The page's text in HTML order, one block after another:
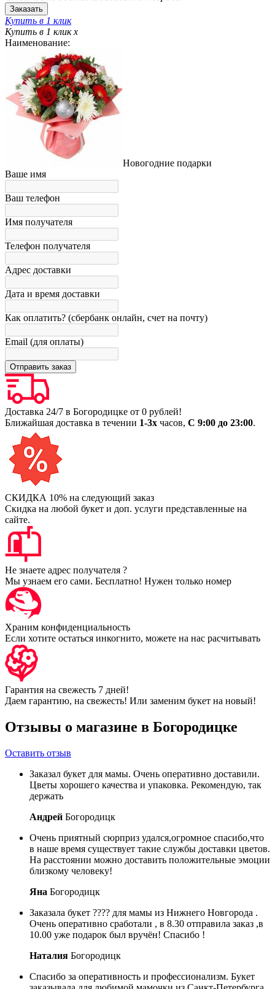
Купить в 1 клик
Купить в 1 клик x
Наименование:
Новогодние подарки
Ваше имя
Ваш телефон
Имя получателя
Телефон получателя
Адрес доставки
Дата и время доставки
Как оплатить? (сбербанк онлайн, счет на почту)
Email (для оплаты)
Доставка 24/7 в Богородицке от 0 рублей!
Ближайшая доставка в течении 1-3х часов, С 9:00 до 23:00.
СКИДКА 10% на следующий заказ
Скидка на любой букет и доп. услуги представленные на
сайте.
Не знаете адрес получателя ?
Мы узнаем его сами. Бесплатно! Нужен только номер
Храним конфиденциальность
Если хотите остаться инкогнито, можете на нас расчитывать
Гарантия на свежесть 7 дней!
Даем гарантию, на свежесть! Или заменим букет на новый!
Отзывы о магазине в Богородицке
Оставить отзыв
Заказал букет для мамы. Очень оперативно доставили.
Цветы хорошего качества и упаковка. Рекомендую, так
держать
Андрей Богородицк
Очень приятный сюрприз удался,огромное спасибо,что
в наше время существует такие службы доставки цветов.
На расстоянии можно доставить положительные эмоции
близкому человеку!
Яна Богородицк
Заказала букет ???? для мамы из Нижнего Новгорода .
Очень оперативно сработали , в 8.30 отправила заказ ,в
10.00 уже подарок был вручён! Спасибо !
Наталия Богородицк
Спасибо за оперативность и профессионализм. Букет